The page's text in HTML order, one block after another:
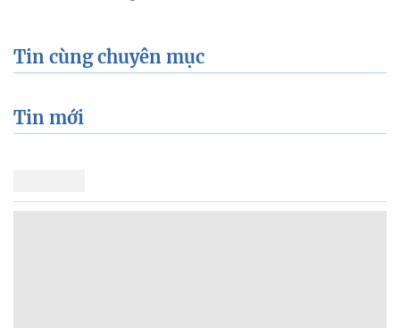
Tin cùng chuyên mục
Tin mới